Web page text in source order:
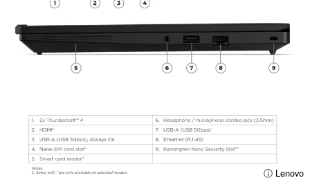
ⓘ Lenovo